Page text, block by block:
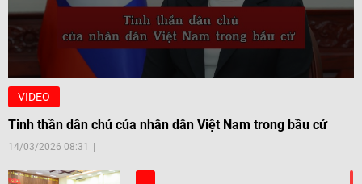
VIDEO
Tinh thần dân chủ của nhân dân Việt Nam trong bầu cử
14/03/2026 08:31